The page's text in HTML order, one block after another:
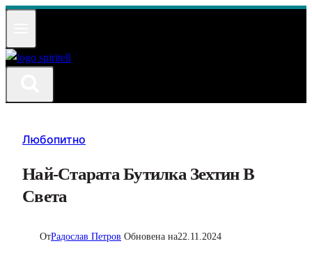
Към
Любопитно
Най-Старата Бутилка Зехтин В
Света
ОтРадослав Петров Обновена на22.11.2024